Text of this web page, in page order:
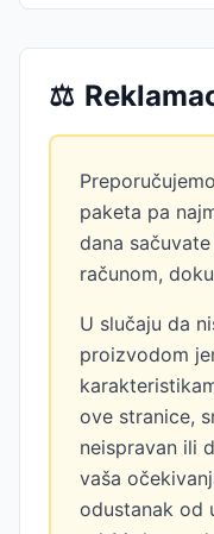
⚖️
paketa pa
dana
računom,
U slučaju da
proizvodom
ove stranice,
neispravan ili
vaša
odustanak od